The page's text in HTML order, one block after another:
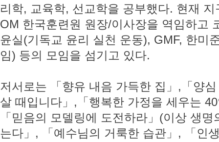
리학, 교육학, 선교학을 공부했다. 현재
OM 한국훈련원 원장/이사장을 역임하고
윤실(기독교 윤리 실천 운동), GMF, 한미
임) 등의 모임을 섬기고 있다.
저서로는 「향유 내음 가득한 집」,「양
살 때입니다」,「행복한 가정을 세우는
「믿음의 모델링에 도전하라」(이상 생
는다」, 「예수님의 거룩한 습관」, 「인